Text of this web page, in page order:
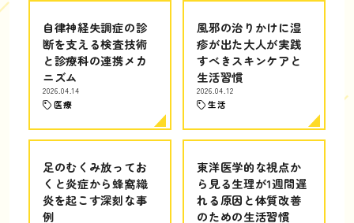
自律神経失調症の診
断を支える検査技術
と診療科の連携メカ
ニズム
2026.04.14
医療
風邪の治りかけに湿
疹が出た大人が実践
すべきスキンケアと
生活習慣
2026.04.12
生活
足のむくみ放ってお
くと炎症から蜂窩織
炎を起こす深刻な事
例
東洋医学的な視点か
ら見る生理が1週間遅
れる原因と体質改善
のための生活習慣